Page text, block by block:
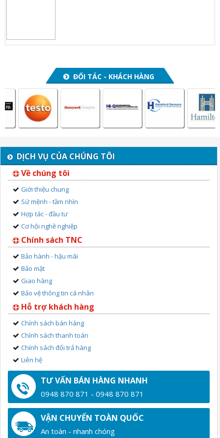
ĐỐI TÁC - KHÁCH HÀNG
DỊCH VỤ CỦA CHÚNG TÔI
Về chúng tôi
Giới thiệu chung
Sứ mệnh - tầm nhìn
Hợp tác - đầu tư
Cơ hội nghề nghiệp
Chính sách TNC
Bảo hành - hậu mãi
Bảo mật
Giao hàng
Bảo vệ thông tin cá nhân
Hỗ trợ khách hàng
Chính sách bán hàng
Chính sách thanh toán
Chính sách đổi trả hàng
Liên hệ
TƯ VẤN BÁN HÀNG NHANH
0948 870 871 - 0948 870 871
VẬN CHUYỂN TOÀN QUỐC
An toàn - nhanh chóng